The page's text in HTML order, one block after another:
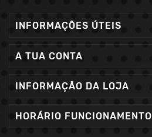
INFORMAÇÕES ÚTEIS
A TUA CONTA
INFORMAÇÃO DA LOJA
HORÁRIO FUNCIONAMENTO